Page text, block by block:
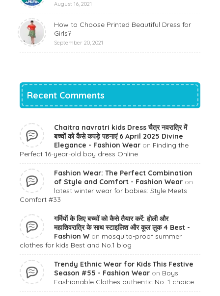
August 16, 2021
How to Choose Printed Beautiful Dress for
Girls?
September 20, 2021
Recent Comments
Chaitra navratri kids Dress चैत्र नवरात्रि में
बच्चों को कैसे कपड़े पहनाएं 6 April 2025 Divine
Elegance - Fashion Wear on Finding the
Perfect 16-year-old boy dress Online
Fashion Wear: The Perfect Combination
of Style and Comfort - Fashion Wear on
latest winter wear for babies: Style Meets
Comfort #33
गर्मियों के लिए बच्चों को कैसे तैयार करें: होली और
महाशिवरात्रि के साथ स्टाइलिश और कूल लुक 4 Best -
Fashion W on mosquito-proof summer
clothes for kids Best and No.1 blog
Trendy Ethnic Wear for Kids This Festive
Season #55 - Fashion Wear on Boys
Fashionable Clothes authentic No. 1 choice